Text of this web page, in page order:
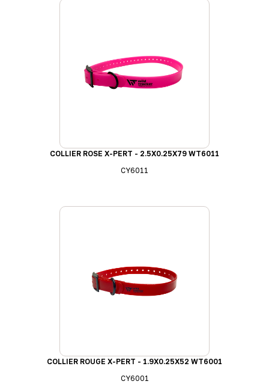
COLLIER ROSE X-PERT - 2.5X0.25X79 WT6011
CY6011
COLLIER ROUGE X-PERT - 1.9X0.25X52 WT6001
CY6001